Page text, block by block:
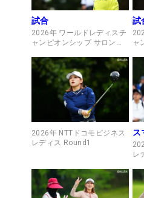
試合
2026年 ワールドレディスチ
ャンピオンシップ サロンパ
試
ャ
2026年 NTTドコモビジネス
レディス Round1
ス
レ